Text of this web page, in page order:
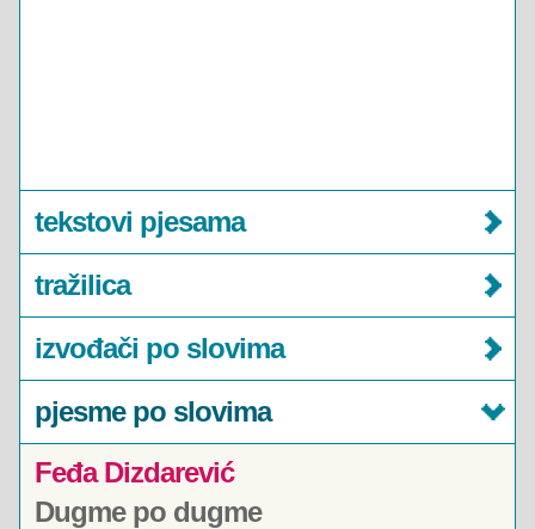
tekstovi pjesama
tražilica
izvođači po slovima
pjesme po slovima
Feđa Dizdarević
Dugme po dugme